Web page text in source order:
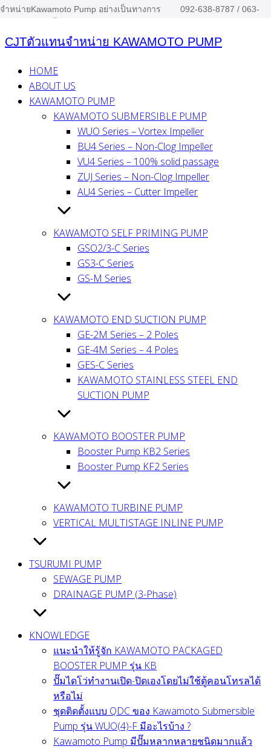
Skip
content
จำหน่ายKawamoto Pump อย่างเป็นทางการ
092-638-8787 / 063-
CJTตัวแทนจำหน่าย KAWAMOTO PUMP
HOME
ABOUT US
KAWAMOTO PUMP
KAWAMOTO SUBMERSIBLE PUMP
WUO Series – Vortex Impeller
BU4 Series – Non-Clog Impeller
VU4 Series – 100% solid passage
ZUJ Series – Non-Clog Impeller
AU4 Series – Cutter Impeller
KAWAMOTO SELF PRIMING PUMP
GSO2/3-C Series
GS3-C Series
GS-M Series
KAWAMOTO END SUCTION PUMP
GE-2M Series – 2 Poles
GE-4M Series – 4 Poles
GES-C Series
KAWAMOTO STAINLESS STEEL END
SUCTION PUMP
KAWAMOTO BOOSTER PUMP
Booster Pump KB2 Series
Booster Pump KF2 Series
KAWAMOTO TURBINE PUMP
VERTICAL MULTISTAGE INLINE PUMP
TSURUMI PUMP
SEWAGE PUMP
DRAINAGE PUMP (3-Phase)
KNOWLEDGE
แนะนำให้รู้จัก KAWAMOTO PACKAGED
BOOSTER PUMP รุ่น KB
ปั๊มไดโว่ทำงานเปิด-ปิดเองโดยไม่ใช้ตู้คอนโทรลได้
หรือไม่
ชุดติดตั้งแบบ QDC ของ Kawamoto Submersible
Pump รุ่น WUO(4)-F มีอะไรบ้าง ?
Kawamoto Pump มีปั๊มหลากหลายชนิดมากแล้ว